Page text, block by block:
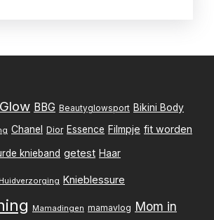
BBG Beautyglowsport Bikini Body
Chanel Dior Essence Filmpje fit worden
knieband getest Haar
Huidverzorging Knieblessure
Mamadingen mamavlog Mom in